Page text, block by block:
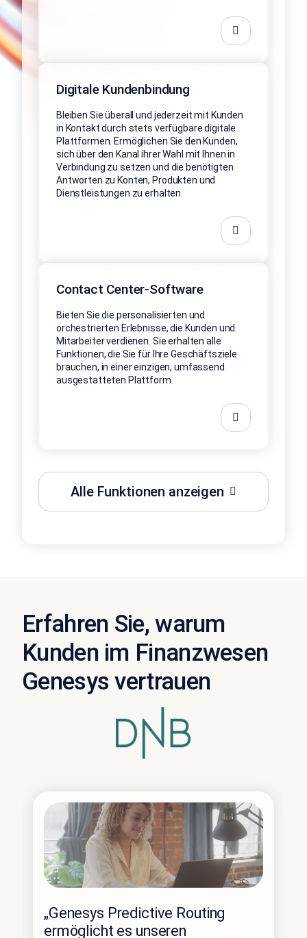
Alle Funktionen anzeigen
Digitale Kundenbindung
Bleiben Sie überall und jederzeit mit Kunden
in Kontakt durch stets verfügbare digitale
Plattformen. Ermöglichen Sie den Kunden,
sich über den Kanal ihrer Wahl mit Ihnen in
Verbindung zu setzen und die benötigten
Antworten zu Konten, Produkten und
Dienstleistungen zu erhalten.
Contact Center-Software
Bieten Sie die personalisierten und
orchestrierten Erlebnisse, die Kunden und
Mitarbeiter verdienen. Sie erhalten alle
Funktionen, die Sie für Ihre Geschäftsziele
brauchen, in einer einzigen, umfassend
ausgestatteten Plattform.
Erfahren Sie, warum
Kunden im Finanzwesen
Genesys vertrauen
„Genesys Predictive Routing
ermöglicht es unseren